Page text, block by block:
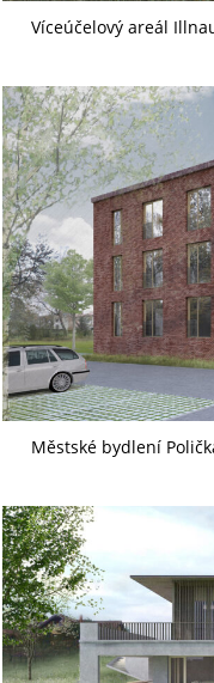
Víceúčelový areál
Městské bydlení